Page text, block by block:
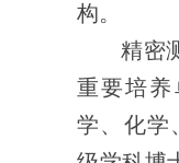
构。
精密
重要培养
学、化学